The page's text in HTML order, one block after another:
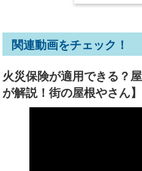
関連動画をチェック！
火災保険が適用できる？
が解説！街の屋根やさん】